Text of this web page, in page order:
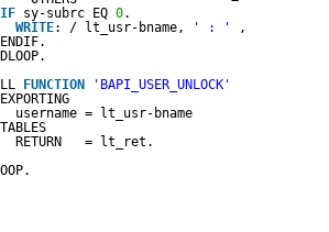
IF sy-subrc EQ 0.
WRITE: / lt_usr-bname, ' : '
, lt_pass-
ENDIF.
FUNCTION
'BAPI_USER_UNLOCK'
EXPORTING
username = lt_usr-bname
TABLES
RETURN   = lt_ret.